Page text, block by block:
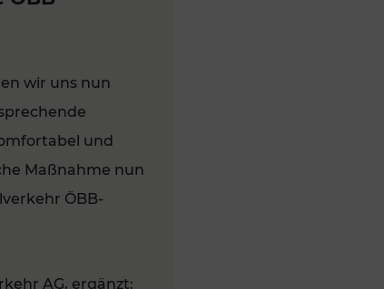
wir uns nun
und
Maßnahme nun
ÖBB-
AG, ergänzt: